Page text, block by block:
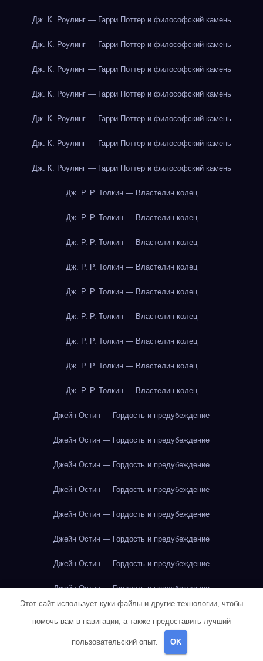
Дж. К. Роулинг — Гарри Поттер и философский камень
Дж. К. Роулинг — Гарри Поттер и философский камень
Дж. К. Роулинг — Гарри Поттер и философский камень
Дж. К. Роулинг — Гарри Поттер и философский камень
Дж. К. Роулинг — Гарри Поттер и философский камень
Дж. К. Роулинг — Гарри Поттер и философский камень
Дж. К. Роулинг — Гарри Поттер и философский камень
Дж. Р. Р. Толкин — Властелин колец
Дж. Р. Р. Толкин — Властелин колец
Дж. Р. Р. Толкин — Властелин колец
Дж. Р. Р. Толкин — Властелин колец
Дж. Р. Р. Толкин — Властелин колец
Дж. Р. Р. Толкин — Властелин колец
Дж. Р. Р. Толкин — Властелин колец
Дж. Р. Р. Толкин — Властелин колец
Дж. Р. Р. Толкин — Властелин колец
Джейн Остин — Гордость и предубеждение
Джейн Остин — Гордость и предубеждение
Джейн Остин — Гордость и предубеждение
Джейн Остин — Гордость и предубеждение
Джейн Остин — Гордость и предубеждение
Джейн Остин — Гордость и предубеждение
Джейн Остин — Гордость и предубеждение
Джейн Остин — Гордость и предубеждение
Джейн Остин — Гордость и предубеждение
Этот сайт использует куки-файлы и другие технологии, чтобы
помочь вам в навигации, а также предоставить лучший
пользовательский опыт. OK